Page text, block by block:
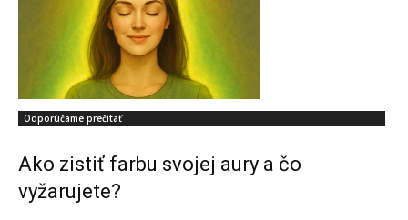
Odporúčame prečítať
Ako zistiť farbu svojej aury a čo
vyžarujete?